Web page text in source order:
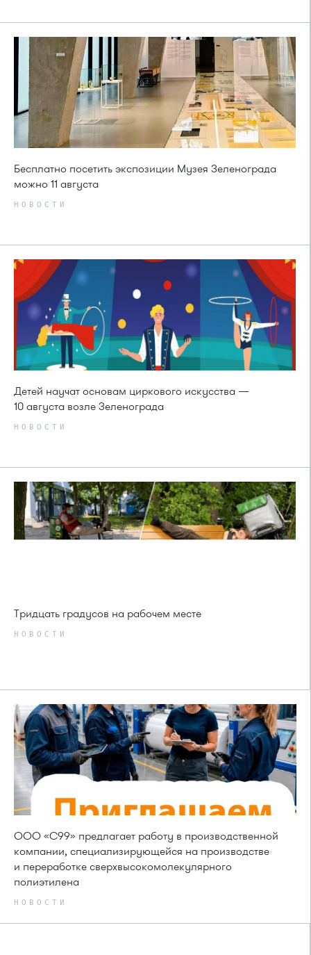
Бесплатно посетить экспозиции Музея Зеленограда
можно 11 августа
НОВОСТИ
Детей научат основам циркового искусства —
10 августа возле Зеленограда
НОВОСТИ
Тридцать градусов на рабочем месте
НОВОСТИ
ООО «С99» предлагает работу в производственной
компании, специализирующейся на производстве
и переработке сверхвысокомолекулярного
полиэтилена
НОВОСТИ